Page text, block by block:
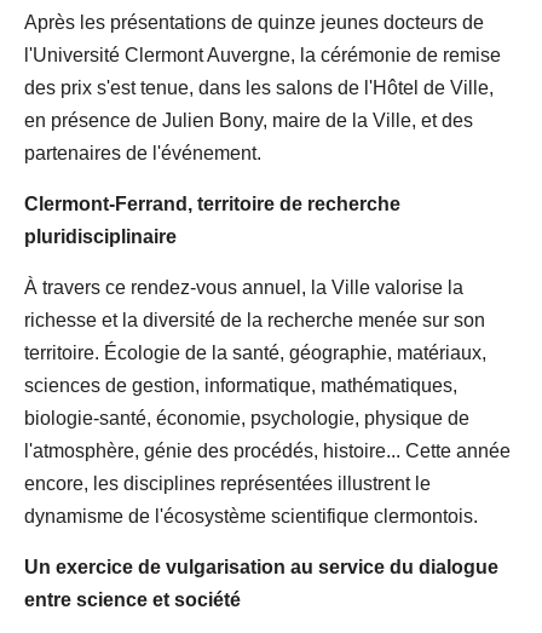
Après les présentations de quinze jeunes docteurs de
l'Université Clermont Auvergne, la cérémonie de remise
des prix s'est tenue, dans les salons de l'Hôtel de Ville,
en présence de Julien Bony, maire de la Ville, et des
partenaires de l'événement.
Clermont-Ferrand, territoire de recherche
pluridisciplinaire
À travers ce rendez-vous annuel, la Ville valorise la
richesse et la diversité de la recherche menée sur son
territoire. Écologie de la santé, géographie, matériaux,
sciences de gestion, informatique, mathématiques,
biologie-santé, économie, psychologie, physique de
l'atmosphère, génie des procédés, histoire... Cette année
encore, les disciplines représentées illustrent le
dynamisme de l'écosystème scientifique clermontois.
Un exercice de vulgarisation au service du dialogue
entre science et société